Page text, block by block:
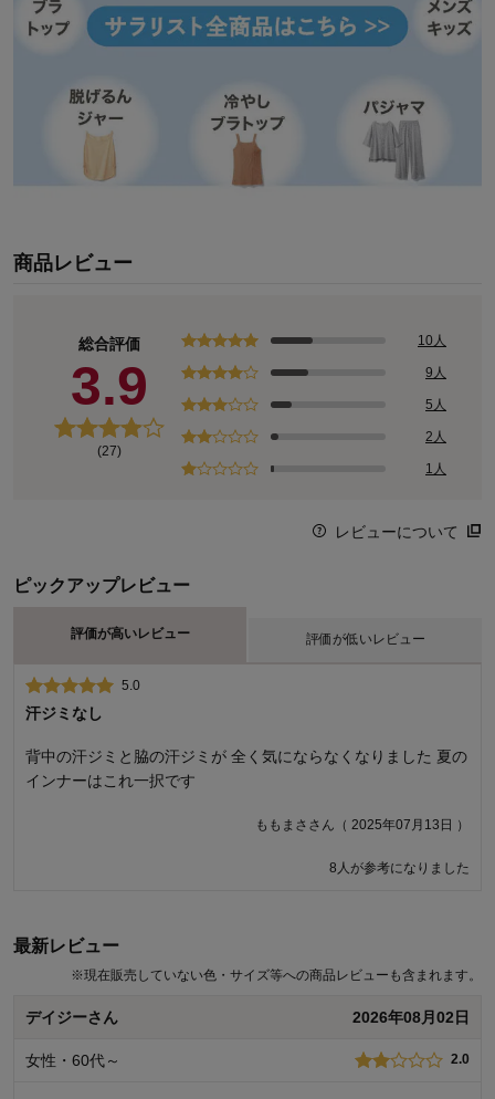
商品レビュー
総合評価
3.9
(27)
10人
9人
5人
2人
1人
レビューについて
ピックアップレビュー
評価が高いレビュー 評価が低いレビュー
5.0
汗ジミなし
背中の汗ジミと脇の汗ジミが 全く気にならなくなりました 夏の
インナーはこれ一択です
ももまささん（ 2025年07月13日 ）
8人が参考になりました
1.0
着る前に断念…独特なにおいが気になりました
以前、大汗シリーズの背中二重タイプを購入してとても良かっ
たため、今回「25年最新モデル」とのことで迷わず購入しまし
度洗っても天日干ししても、なかなか取れませんでした。試着
した製品は、全くそんなにおいは、なかったので今回はとても
です。
いつもベルメゾンをご利用いただきありがとうございます。 商品のご
購入、ならびにレビューへのご投稿ありがとうございます。 製造工程
最新レビュー
※現在販売していない色・サイズ等への商品レビューも含まれます。
デイジーさん 2026年08月02日
女性・60代～ 2.0